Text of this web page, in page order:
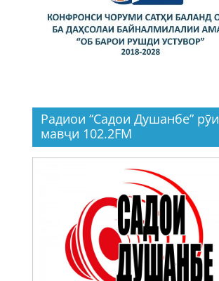
Радиои “Садои Душанбе” рӯи
мавҷи 102.2FM